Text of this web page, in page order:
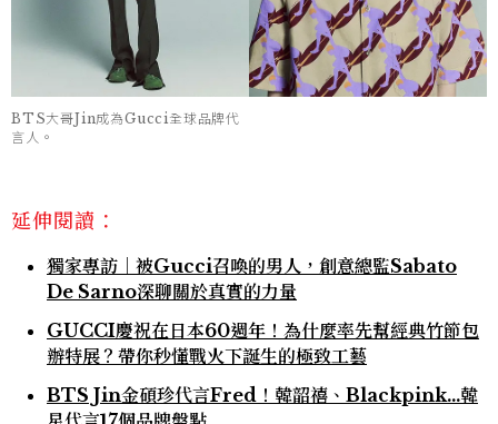
BTS大哥Jin成為Gucci全球品牌代
言人。
延伸閱讀：
獨家專訪｜被Gucci召喚的男人，創意總監Sabato
De Sarno深聊關於真實的力量
GUCCI慶祝在日本60週年！為什麼率先幫經典竹節包
辦特展？帶你秒懂戰火下誕生的極致工藝
BTS Jin金碩珍代言Fred！韓韶禧、Blackpink...韓